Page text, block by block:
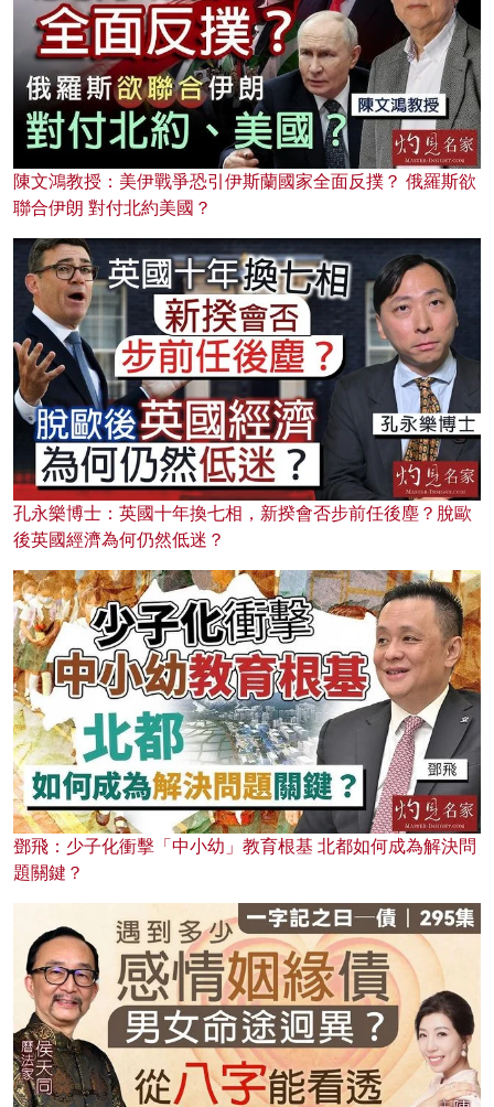
陳文鴻教授：美伊戰爭恐引伊斯蘭國家全面反撲？ 俄羅斯欲
聯合伊朗 對付北約美國？
孔永樂博士：英國十年換七相，新揆會否步前任後塵？脫歐
後英國經濟為何仍然低迷？
鄧飛：少子化衝擊「中小幼」教育根基 北都如何成為解決問
題關鍵？